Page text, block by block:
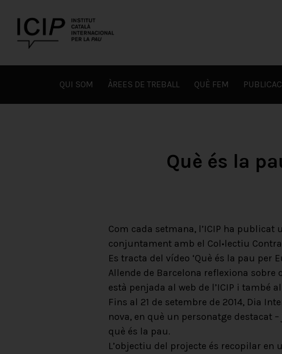
content
ICIP
QUI SOM ÀREES DE TREBALL QUÈ FEM
Què és la
Com cada setmana, l’ICIP ha publicat
conjuntament amb el Col•lectiu
Es tracta del vídeo ‘Què és la pau per
Allende de Barcelona reflexiona sobre
està penjada al web de l’ICIP i també
Fins al 21 de setembre de 2014, Dia
nova, en què un personatge destacat
què és la pau.
L’objectiu del projecte és recopilar